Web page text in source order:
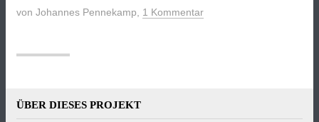
von Johannes Pennekamp, 1 Kommentar
ÜBER DIESES PROJEKT